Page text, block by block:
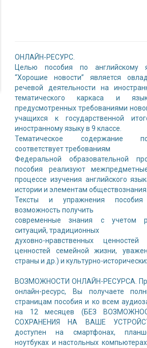
ОНЛАЙН-РЕСУРС.
Целью пособия по английскому
“Хорошие новости” является
речевой деятельности на
тематического каркаса и
предусмотренных требованиями
учащихся к государственной
иностранному языку в 9 классе.
Тематическое содержание
соответствует требованиям
Федеральной образовательной
пособия реализуют
процессе изучения английского
истории и элементам обществознания.
Тексты и упражнения
возможность получить
современные знания с учетом
ситуаций, традиционных
духовно-нравственных
ценностей семейной жизни,
страны и др.) и культурно-
ВОЗМОЖНОСТИ ОНЛАЙН-РЕСУРСА.
онлайн-ресурс, Вы получаете
страницам пособия и ко всем
на 12 месяцев (БЕЗ
СОХРАНЕНИЯ НА ВАШЕ
доступен на смартфонах,
ноутбуках и настольных